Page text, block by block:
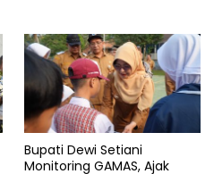
Bupati Dewi Setiani
Monitoring GAMAS, Ajak